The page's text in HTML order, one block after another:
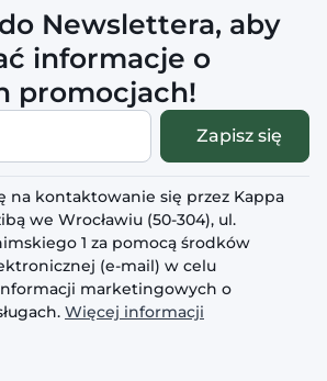
Newslettera, aby
informacje o
promocjach!
Zapisz się
na kontaktowanie się przez Kappa
we Wrocławiu (50-304), ul.
1 za pomocą środków
(e-mail) w celu
marketingowych o
Więcej informacji